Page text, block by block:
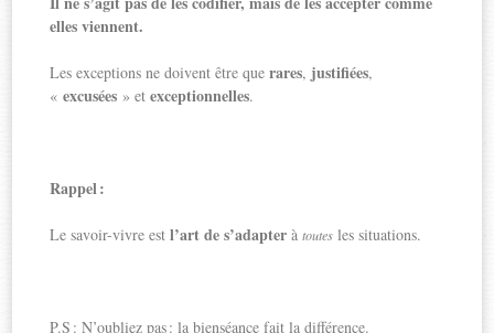
elles viennent.
Les exceptions ne doivent être querares, justifiées,
«excusées » etexceptionnelles.
Rappel :
Le savoir-vivre estl’art de s’adapter àtoutes les situations.
P.S : N’oubliez pas : la bienséance fait la différence.